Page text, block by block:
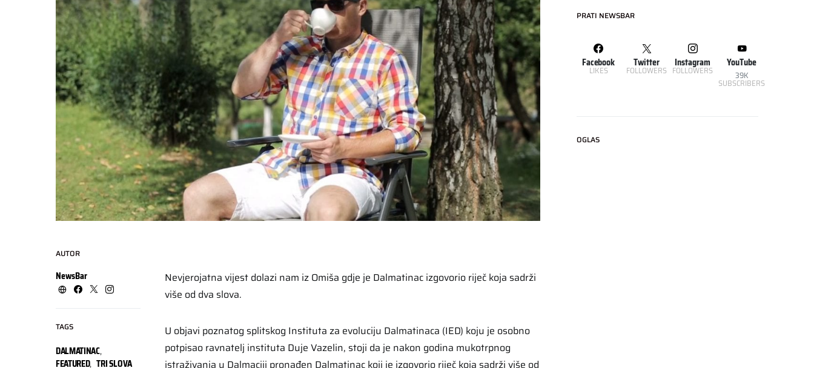
AUTOR
NewsBar
TAGS
DALMATINAC,
FEATURED, TRI SLOVA
Nevjerojatna vijest dolazi nam iz Omiša gdje je Dalmatinac izgovorio riječ koja sadrži
više od dva slova.
U objavi poznatog splitskog Instituta za evoluciju Dalmatinaca (IED) koju je osobno
potpisao ravnatelj instituta Duje Vazelin, stoji da je nakon godina mukotrpnog
istraživanja u Dalmaciji pronađen Dalmatinac koji je izgovorio riječ koja sadrži više od
PRATI NEWSBAR
Facebook
LIKES
Twitter
FOLLOWERS
Instagram
FOLLOWERS
YouTube
39K
SUBSCRIBERS
OGLAS